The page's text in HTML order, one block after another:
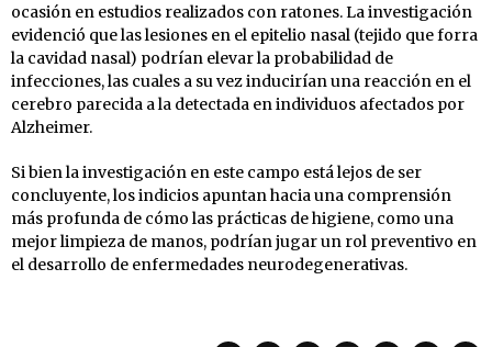
ocasión en estudios realizados con ratones. La investigación
evidenció que las lesiones en el epitelio nasal (tejido que forra
la cavidad nasal) podrían elevar la probabilidad de
infecciones, las cuales a su vez inducirían una reacción en el
cerebro parecida a la detectada en individuos afectados por
Alzheimer.
Si bien la investigación en este campo está lejos de ser
concluyente, los indicios apuntan hacia una comprensión
más profunda de cómo las prácticas de higiene, como una
mejor limpieza de manos, podrían jugar un rol preventivo en
el desarrollo de enfermedades neurodegenerativas.